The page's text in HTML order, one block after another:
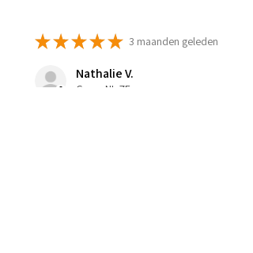
★★★★★ 3 maanden geleden
Nathalie V.
Goes, NL-ZE